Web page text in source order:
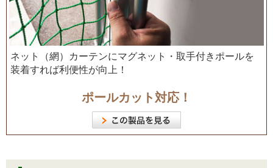
ネット（網）カーテンにマグネット・取手付きポールを
装着すれば利便性が向上！
ポールカット対応！